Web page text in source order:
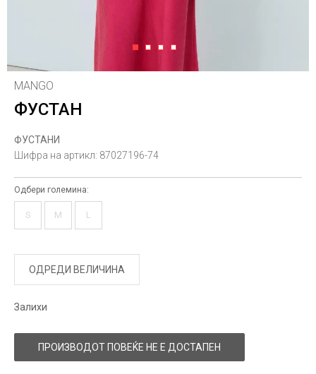
1 2 3 4
MANGO
ФУСТАН
ФУСТАНИ
Шифра на артикл: 87027196-74
Одбери големина:
S M L
ОДРЕДИ ВЕЛИЧИНА
Залихи
ПРОИЗВОДОТ ПОВЕЌЕ НЕ Е ДОСТАПЕН